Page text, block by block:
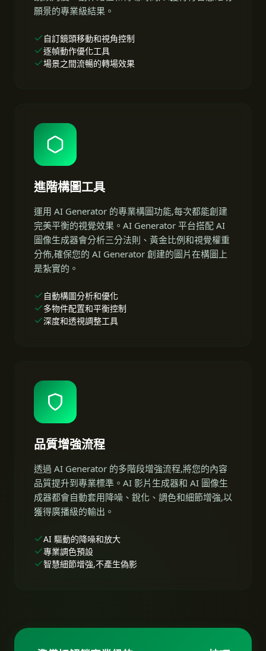
願景的專業級結果。
自訂鏡頭移動和視角控制
逐幀動作優化工具
場景之間流暢的轉場效果
進階構圖工具
運用 AI Generator 的專業構圖功能,每次都能創建
完美平衡的視覺效果。AI Generator 平台搭配 AI
圖像生成器會分析三分法則、黃金比例和視覺權重
分佈,確保您的 AI Generator 創建的圖片在構圖上
是紮實的。
自動構圖分析和優化
多物件配置和平衡控制
深度和透視調整工具
品質增強流程
透過 AI Generator 的多階段增強流程,將您的內容
品質提升到專業標準。AI 影片生成器和 AI 圖像生
成器都會自動套用降噪、銳化、調色和細節增強,以
獲得廣播級的輸出。
AI 驅動的降噪和放大
專業調色預設
智慧細節增強,不產生偽影